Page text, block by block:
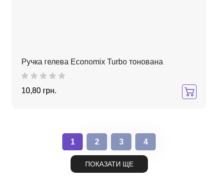
Ручка гелева Economix Turbo тонована
10,80 грн.
1 2 3 4